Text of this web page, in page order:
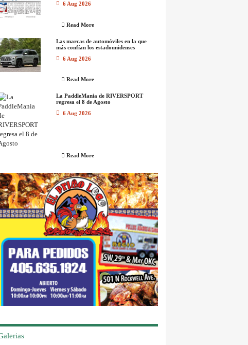
6 Aug 2026
Read More
Las marcas de automóviles en la que
más confían los estadounidenses
6 Aug 2026
Read More
La PaddleMania de RIVERSPORT
regresa el 8 de Agosto
6 Aug 2026
Read More